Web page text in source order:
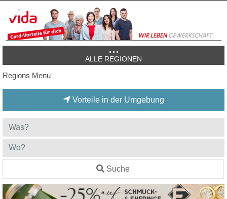
ALLE REGIONEN
Regions Menu
Vorteile in der Umgebung
Suche